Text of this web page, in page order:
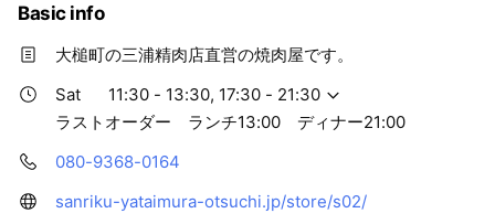
Basic info
大槌町の三浦精肉店直営の焼肉屋です。
Sat
11:30 - 13:30, 17:30 - 21:30
ラストオーダー ランチ13:00 ディナー21:00
080-9368-0164
sanriku-yataimura-otsuchi.jp/store/s02/